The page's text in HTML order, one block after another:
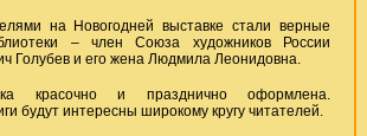
на Новогодней выставке стали верные
– член Союза художников России
Голубев и его жена Людмила Леонидовна.
красочно и празднично оформлена.
будут интересны широкому кругу читателей.